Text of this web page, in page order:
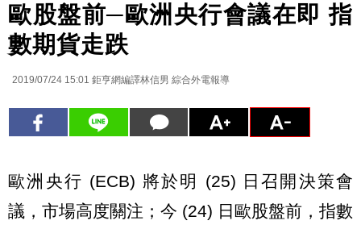
歐股盤前─歐洲央行會議在即 指
數期貨走跌
2019/07/24 15:01 鉅亨網編譯林信男 綜合外電報導
歐洲央行 (ECB) 將於明 (25) 日召開決策會
議，市場高度關注；今 (24) 日歐股盤前，指數